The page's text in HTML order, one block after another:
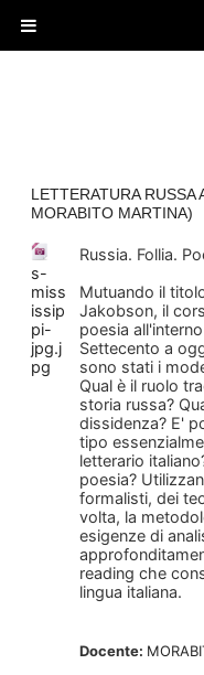
LETTERATURA
MORABITO MARTINA)
s-
miss
issip
pi-
jpg.j
pg
Russia. Follia.
Mutuando il
Jakobson, il
poesia
Settecento a
sono stati i
Qual è il ruolo
storia russa?
dissidenza? E'
tipo
letterario
poesia?
formalisti, dei
volta, la
esigenze di
reading che
lingua italiana.
Docente: